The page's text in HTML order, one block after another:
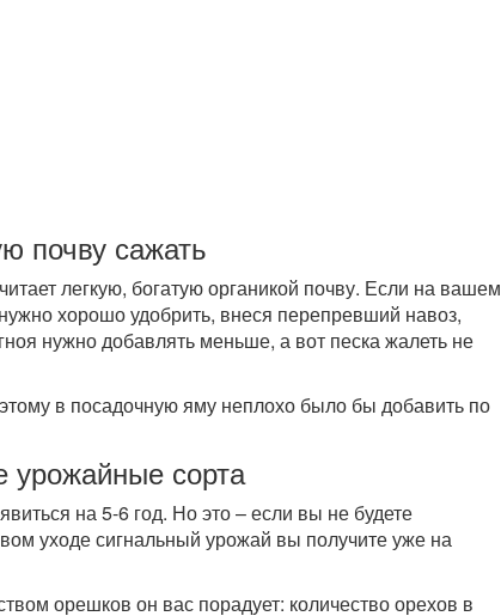
почву сажать
легкую, богатую органикой почву. Если на вашем
хорошо удобрить, внеся перепревший навоз,
нужно добавлять меньше, а вот песка жалеть не
в посадочную яму неплохо было бы добавить по
урожайные сорта
на 5-6 год. Но это – если вы не будете
уходе сигнальный урожай вы получите уже на
орешков он вас порадует: количество орехов в